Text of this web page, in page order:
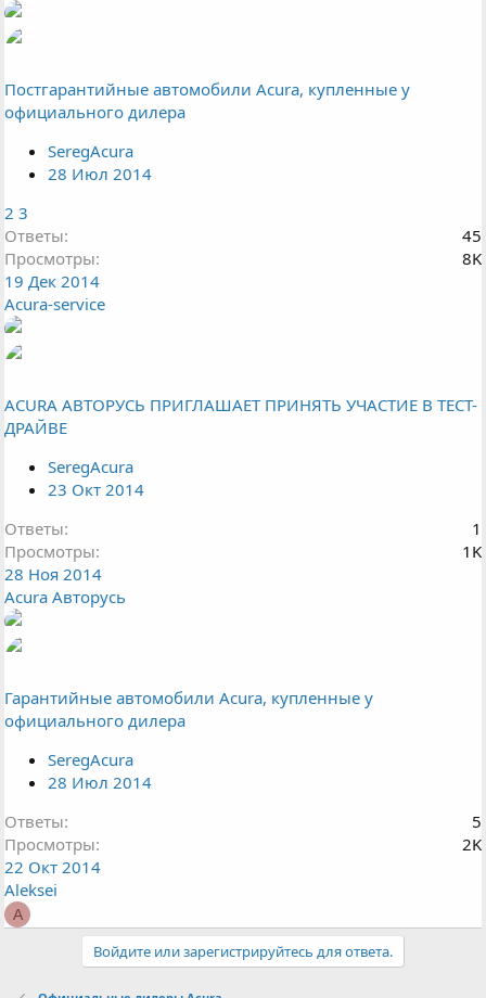
Постгарантийные автомобили Acura, купленные у
официального дилера
SeregAcura
28 Июл 2014
2 3
Ответы
45
Просмотры
8K
19 Дек 2014
Acura-service
ACURA АВТОРУСЬ ПРИГЛАШАЕТ ПРИНЯТЬ УЧАСТИЕ В ТЕСТ-
ДРАЙВЕ
SeregAcura
23 Окт 2014
Ответы
1
Просмотры
1K
28 Ноя 2014
Acura Авторусь
Гарантийные автомобили Acura, купленные у
официального дилера
SeregAcura
28 Июл 2014
Ответы
5
Просмотры
2K
22 Окт 2014
Aleksei
A
Войдите или зарегистрируйтесь для ответа.